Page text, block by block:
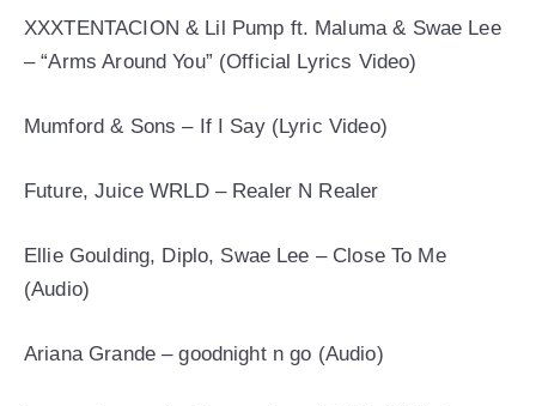
XXXTENTACION & Lil Pump ft. Maluma & Swae Lee
– “Arms Around You” (Official Lyrics Video)
Mumford & Sons – If I Say (Lyric Video)
Future, Juice WRLD – Realer N Realer
Ellie Goulding, Diplo, Swae Lee – Close To Me
(Audio)
Ariana Grande – goodnight n go (Audio)